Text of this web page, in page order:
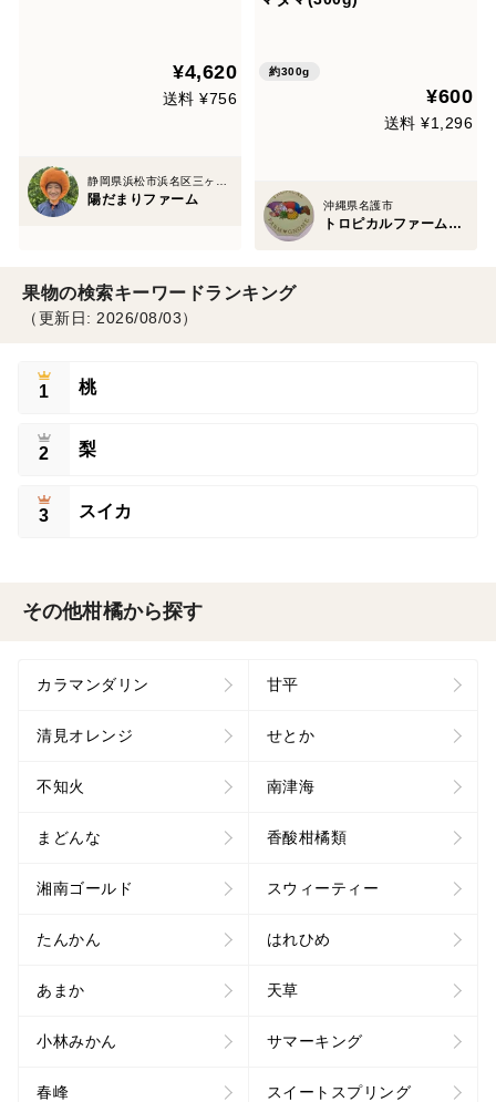
¥4,620
送料 ¥756
陽だまりファーム
約300g
¥600
送料 ¥1,296
沖縄県名護市
トロピカルファームノーム
果物の検索キーワードランキング
（更新日: 2026/08/03）
1 桃
2 梨
3 スイカ
その他柑橘から探す
カラマンダリン 甘平
清見オレンジ せとか
不知火 南津海
まどんな 香酸柑橘類
湘南ゴールド スウィーティー
たんかん はれひめ
あまか 天草
小林みかん サマーキング
春峰 スイートスプリング